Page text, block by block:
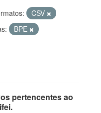
CSV
BPE
pertencentes ao